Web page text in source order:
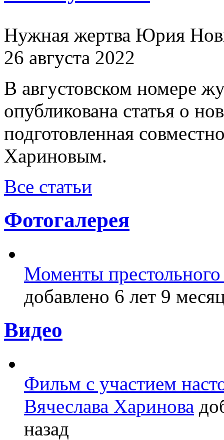
Нужная жертва Юрия
26 августа 2022
В августовском номере
опубликована статья о
подготовленная
Хариновым.
Все статьи
Фотогалерея
Моменты
добавлено 6 лет 9
Видео
Фильм с участием
Вячеслава Харинова
назад